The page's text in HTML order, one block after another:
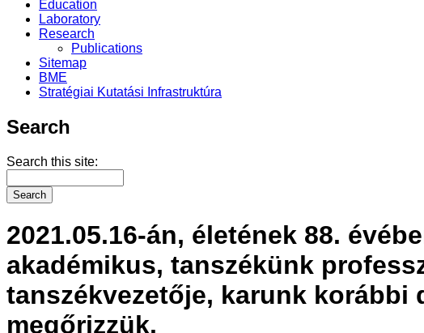
Education
Laboratory
Research
Publications
Sitemap
BME
Stratégiai Kutatási Infrastruktúra
Search
Search this site:
2021.05.16-án, életének 88.
akadémikus, tanszékünk
tanszékvezetője, karunk korábbi
megőrizzük.